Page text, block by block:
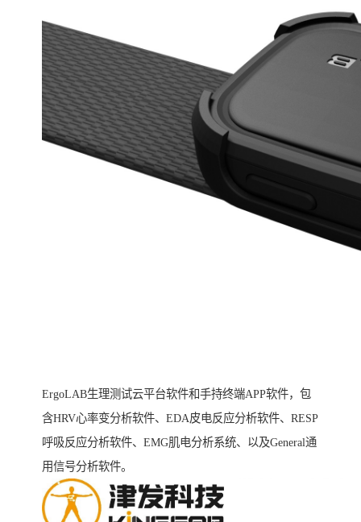
ErgoLAB生理测试云平台软件和手持终端APP软件，包
含HRV心率变分析软件、EDA皮电反应分析软件、RESP
呼吸反应分析软件、EMG肌电分析系统、以及General通
用信号分析软件。